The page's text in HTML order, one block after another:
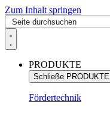
Zum Inhalt springen
PRODUKTE
Schließe PRODUKTE
Fördertechnik